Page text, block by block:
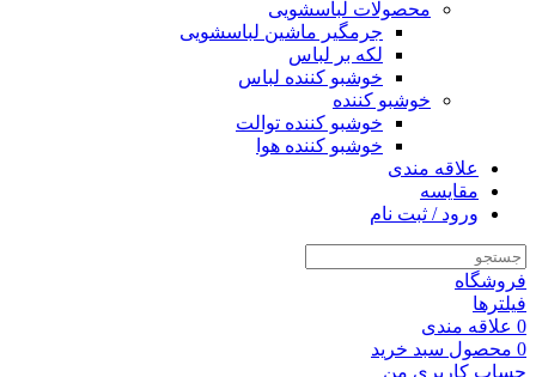
محصولات لباسشویی
جرمگیر ماشین لباسشویی
لکه بر لباس
خوشبو کننده لباس
خوشبو کننده
خوشبو کننده توالت
خوشبو کننده هوا
علاقه مندی
مقایسه
ورود / ثبت نام
فروشگاه
فیلترها
0 علاقه مندی
0 محصول سبد خرید
حساب کاربری من